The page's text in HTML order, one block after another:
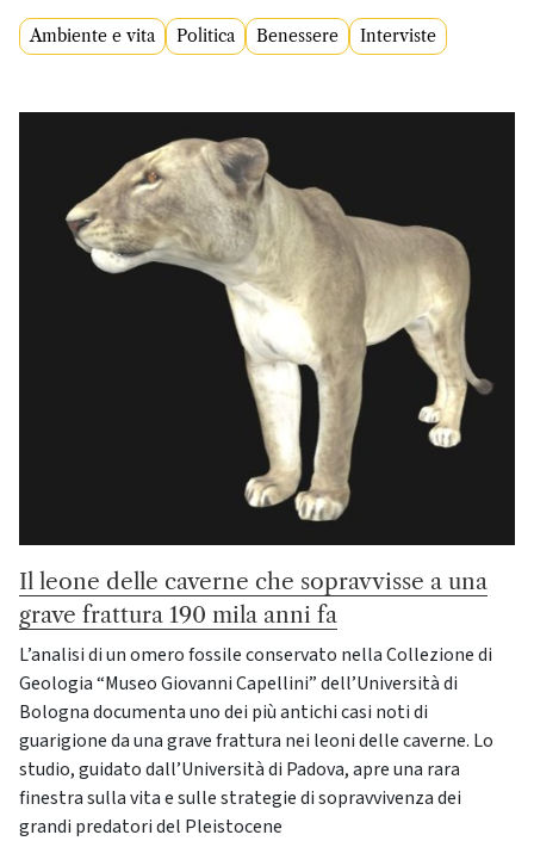
Ambiente e vita Politica Benessere Interviste
Il leone delle caverne che sopravvisse a una
grave frattura 190 mila anni fa
L’analisi di un omero fossile conservato nella Collezione di
Geologia “Museo Giovanni Capellini” dell’Università di
Bologna documenta uno dei più antichi casi noti di
guarigione da una grave frattura nei leoni delle caverne. Lo
studio, guidato dall’Università di Padova, apre una rara
finestra sulla vita e sulle strategie di sopravvivenza dei
grandi predatori del Pleistocene